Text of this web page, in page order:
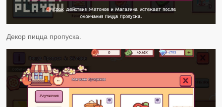
Декор пицца пропуска.